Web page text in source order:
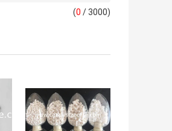
(0 / 3000)